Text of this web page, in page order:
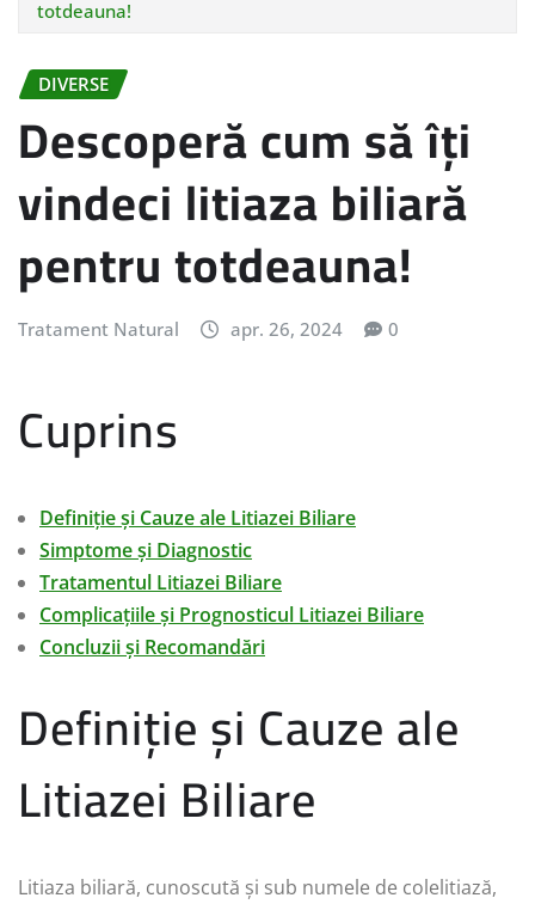
totdeauna!
DIVERSE
Descoperă cum să îți
vindeci litiaza biliară
pentru totdeauna!
Tratament Natural apr. 26, 2024 0
Cuprins
Definiție și Cauze ale Litiazei Biliare
Simptome și Diagnostic
Tratamentul Litiazei Biliare
Complicațiile și Prognosticul Litiazei Biliare
Concluzii și Recomandări
Definiție și Cauze ale
Litiazei Biliare
Litiaza biliară, cunoscută și sub numele de colelitiază,